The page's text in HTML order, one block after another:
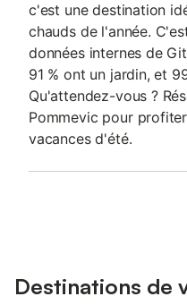
c'est une destination
chauds de l'année.
données internes de
91 % ont un jardin, et
Qu'attendez-vous ?
Pommevic pour
vacances d'été.
Destinations de